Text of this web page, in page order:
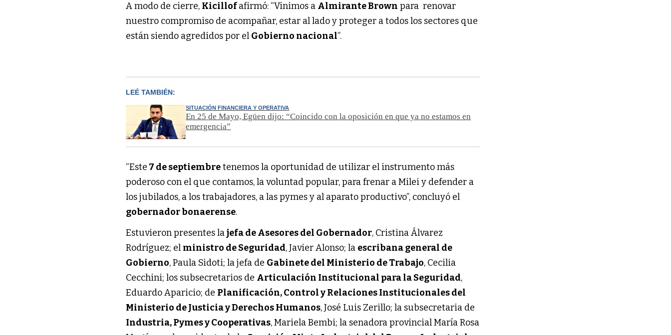
A modo de cierre, Kicillofafirmó: “Vinimos a Almirante Brown para renovar
nuestro compromiso de acompañar, estar al lado y proteger a todos los sectores que
están siendo agredidos por el Gobierno nacional”.
LEÉ TAMBIÉN:
SITUACIÓN FINANCIERA Y OPERATIVA
En 25 de Mayo, Egüen dijo: “Coincido con la oposición en que ya no estamos en
emergencia”
“Este 7 de septiembretenemos la oportunidad de utilizar el instrumento más
poderoso con el que contamos, la voluntad popular, para frenar a Milei y defender a
los jubilados, a los trabajadores, a las pymes y al aparato productivo”, concluyó el
gobernador bonaerense.
Estuvieron presentes lajefa de Asesores del Gobernador, Cristina Álvarez
Rodríguez; el ministro de Seguridad, Javier Alonso; la escribana general de
Gobierno, Paula Sidoti; la jefa de Gabinete del Ministerio de Trabajo, Cecilia
Cecchini; los subsecretarios de Articulación Institucional para la Seguridad,
Eduardo Aparicio; de Planificación, Control y Relaciones Institucionales del
Ministerio de Justicia y Derechos Humanos, José Luis Zerillo; la subsecretaria de
Industria, Pymes y Cooperativas, Mariela Bembi; la senadora provincial María Rosa